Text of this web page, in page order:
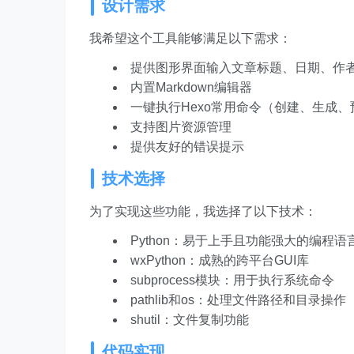
设计需求
我希望这个工具能够满足以下需求：
提供图形界面输入文章标题、日期、作
内置Markdown编辑器
一键执行Hexo常用命令（创建、生成、
支持图片资源管理
提供友好的错误提示
技术选择
为了实现这些功能，我选择了以下技术：
Python：易于上手且功能强大的编程语
wxPython：成熟的跨平台GUI库
subprocess模块：用于执行系统命令
pathlib和os：处理文件路径和目录操作
shutil：文件复制功能